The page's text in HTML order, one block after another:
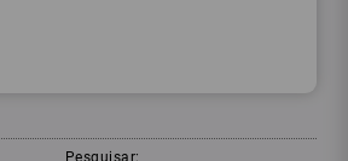
Pesquisar: